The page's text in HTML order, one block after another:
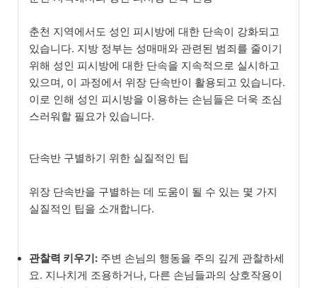
춘천 지역에서도 성인 피시방에 대한 단속이 강화되고
있습니다. 지방 정부는 성매매와 관련된 범죄를 줄이기
위해 성인 피시방에 대한 단속을 지속적으로 실시하고
있으며, 이 과정에서 위장 단속반이 활용되고 있습니다.
이로 인해 성인 피시방을 이용하는 손님들은 더욱 조심
스러워할 필요가 있습니다.
단속반 구별하기 위한 실질적인 팁
위장 단속반을 구별하는 데 도움이 될 수 있는 몇 가지
실질적인 팁을 소개합니다.
관찰력 키우기: 주변 손님의 행동을 주의 깊게 관찰하세
요. 지나치게 조용하거나, 다른 손님들과의 상호작용이